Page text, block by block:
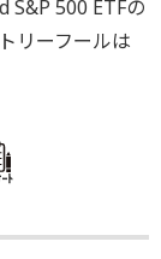
S&P 500 ETFの
リーフールは
ﾄ